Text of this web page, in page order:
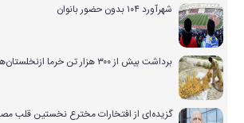
شهرآورد ۱۰۴ بدون حضور بانوان
برداشت بیش از ۳۰۰ هزار تن خرما ازنخلستان‌های سیستان وبلوچستان
گزیده‌ای از افتخارات مخترع نخستین قلب